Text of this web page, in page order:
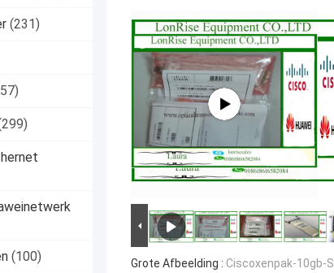
(231)
(100) Grote Afbeelding : Ciscoxenpak-10gb-